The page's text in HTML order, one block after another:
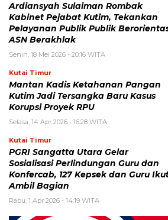
Ardiansyah Sulaiman Rombak
Kabinet Pejabat Kutim, Tekankan
Pelayanan Publik Publik
ASN Berakhlak
Senin, 18 Mei 2026 - 20:16 WITA
Kutai Timur
Mantan Kadis Ketahanan Pangan
Kutim Jadi Tersangka Baru Kasus
Korupsi Proyek RPU
Selasa, 14 Apr 2026 - 16:28 WITA
Kutai Timur
PGRI Sangatta Utara Gelar
Sosialisasi Perlindungan Guru dan
Konfercab, 127 Kepsek dan Guru
Ambil Bagian
Rabu, 1 Apr 2026 - 14:19 WITA